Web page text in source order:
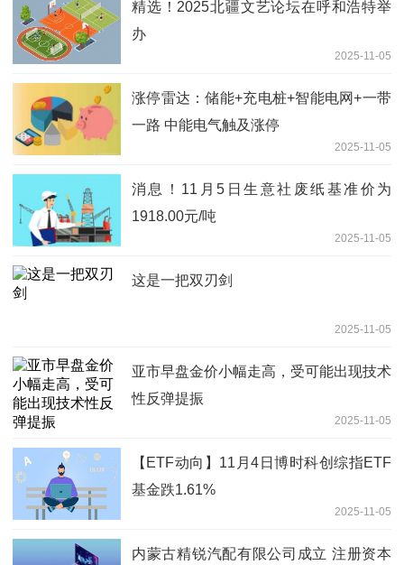
精选！2025北疆文艺论坛在呼和浩特举
办
2025-11-05
涨停雷达：储能+充电桩+智能电网+一带
一路 中能电气触及涨停
2025-11-05
消息！11月5日生意社废纸基准价为
1918.00元/吨
2025-11-05
这是一把双刃剑
2025-11-05
亚市早盘金价小幅走高，受可能出现技术
性反弹提振
2025-11-05
【ETF动向】11月4日博时科创综指ETF
基金跌1.61%
2025-11-05
内蒙古精锐汽配有限公司成立 注册资本